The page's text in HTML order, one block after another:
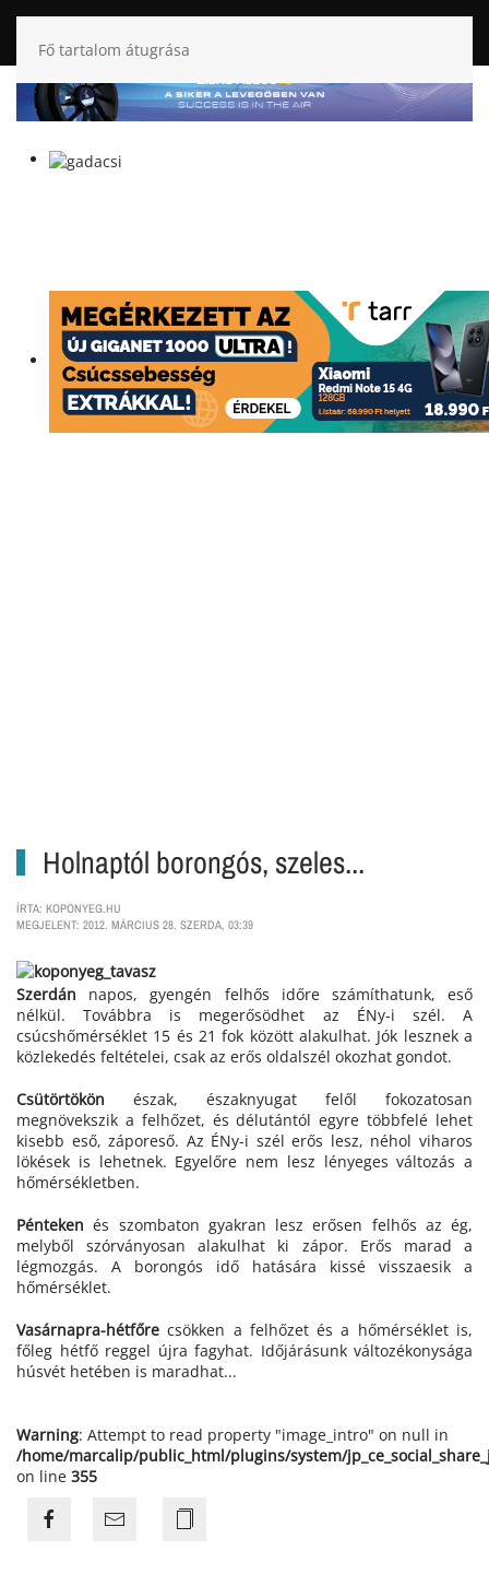
Fő tartalom átugrása
Holnaptól borongós, szeles...
ÍRTA: KOPONYEG.HU
MEGJELENT: 2012. MÁRCIUS 28. SZERDA, 03:39
Szerdán napos, gyengén felhős időre számíthatunk, eső
nélkül. Továbbra is megerősödhet az ÉNy-i szél. A
csúcshőmérséklet 15 és 21 fok között alakulhat. Jók lesznek a
közlekedés feltételei, csak az erős oldalszél okozhat gondot.
Csütörtökön észak, északnyugat felől fokozatosan
megnövekszik a felhőzet, és délutántól egyre többfelé lehet
kisebb eső, záporeső. Az ÉNy-i szél erős lesz, néhol viharos
lökések is lehetnek. Egyelőre nem lesz lényeges változás a
hőmérsékletben.
Pénteken és szombaton gyakran lesz erősen felhős az ég,
melyből szórványosan alakulhat ki zápor. Erős marad a
légmozgás. A borongós idő hatására kissé visszaesik a
hőmérséklet.
Vasárnapra-hétfőre csökken a felhőzet és a hőmérséklet is,
főleg hétfő reggel újra fagyhat. Időjárásunk változékonysága
húsvét hetében is maradhat...
Warning: Attempt to read property "image_intro" on null in
/home/marcalip/public_html/plugins/system/
on line 355